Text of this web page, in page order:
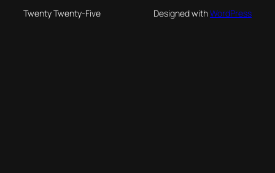
Twenty Twenty-Five Designed withWordPress